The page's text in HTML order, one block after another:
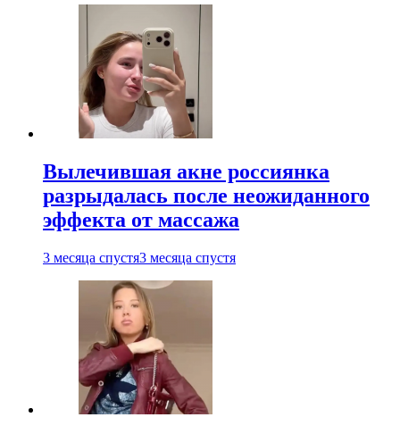
Вылечившая акне россиянка
разрыдалась после неожиданного
эффекта от массажа
3 месяца спустя3 месяца спустя